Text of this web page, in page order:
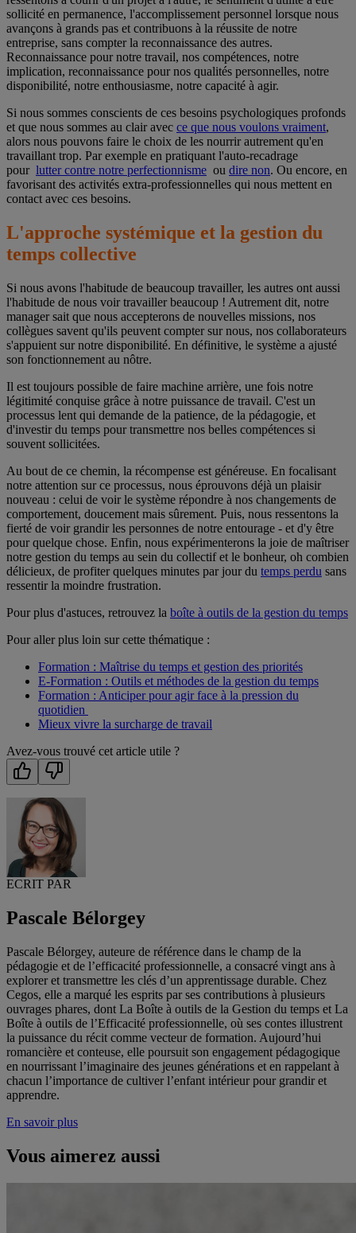
sollicité en permanence, l'accomplissement personnel lorsque nous
avançons à grands pas et contribuons à la réussite de notre
entreprise, sans compter la reconnaissance des autres.
Reconnaissance pour notre travail, nos compétences, notre
implication, reconnaissance pour nos qualités personnelles, notre
disponibilité, notre enthousiasme, notre capacité à agir.
Si nous sommes conscients de ces besoins psychologiques profonds
et que nous sommes au clair avec ce que nous voulons vraiment,
alors nous pouvons faire le choix de les nourrir autrement qu'en
travaillant trop. Par exemple en pratiquant l'auto-recadrage
pour lutter contre notre perfectionnisme ou dire non. Ou encore, en
favorisant des activités extra-professionnelles qui nous mettent en
contact avec ces besoins.
L'approche systémique et la gestion du
temps collective
Si nous avons l'habitude de beaucoup travailler, les autres ont aussi
l'habitude de nous voir travailler beaucoup ! Autrement dit, notre
manager sait que nous accepterons de nouvelles missions, nos
collègues savent qu'ils peuvent compter sur nous, nos collaborateurs
s'appuient sur notre disponibilité. En définitive, le système a ajusté
son fonctionnement au nôtre.
Il est toujours possible de faire machine arrière, une fois notre
légitimité conquise grâce à notre puissance de travail. C'est un
processus lent qui demande de la patience, de la pédagogie, et
d'investir du temps pour transmettre nos belles compétences si
souvent sollicitées.
Au bout de ce chemin, la récompense est généreuse. En focalisant
notre attention sur ce processus, nous éprouvons déjà un plaisir
nouveau : celui de voir le système répondre à nos changements de
comportement, doucement mais sûrement. Puis, nous ressentons la
fierté de voir grandir les personnes de notre entourage - et d'y être
pour quelque chose. Enfin, nous expérimenterons la joie de maîtriser
notre gestion du temps au sein du collectif et le bonheur, oh combien
délicieux, de profiter quelques minutes par jour du temps perdu sans
ressentir la moindre frustration.
Pour plus d'astuces, retrouvez la boîte à outils de la gestion du temps
Pour aller plus loin sur cette thématique :
Formation : Maîtrise du temps et gestion des priorités
E-Formation : Outils et méthodes de la gestion du temps
Formation : Anticiper pour agir face à la pression du
quotidien
Mieux vivre la surcharge de travail
Avez-vous trouvé cet article utile ?
ECRIT PAR
Pascale Bélorgey
Pascale Bélorgey, auteure de référence dans le champ de la
pédagogie et de l’efficacité professionnelle, a consacré vingt ans à
explorer et transmettre les clés d’un apprentissage durable. Chez
Cegos, elle a marqué les esprits par ses contributions à plusieurs
ouvrages phares, dont La Boîte à outils de la Gestion du temps et La
Boîte à outils de l’Efficacité professionnelle, où ses contes illustrent
la puissance du récit comme vecteur de formation. Aujourd’hui
romancière et conteuse, elle poursuit son engagement pédagogique
en nourrissant l’imaginaire des jeunes générations et en rappelant à
chacun l’importance de cultiver l’enfant intérieur pour grandir et
apprendre.
En savoir plus
Vous aimerez aussi